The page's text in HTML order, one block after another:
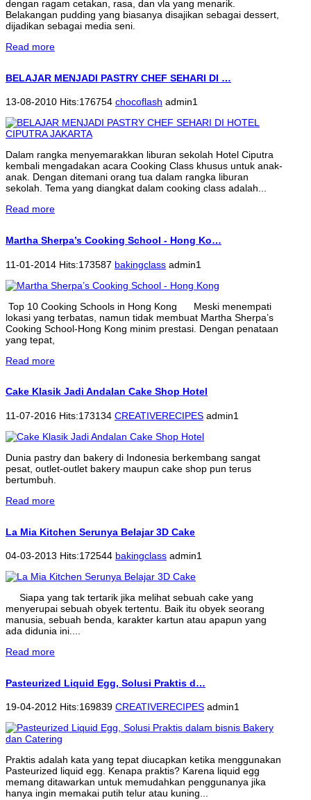
dengan ragam cetakan, rasa, dan vla yang menarik.
Belakangan pudding yang biasanya disajikan sebagai dessert,
dijadikan sebagai media seni.
Read more
BELAJAR MENJADI PASTRY CHEF SEHARI DI …
13-08-2010 Hits:176754 chocoflash admin1
Dalam rangka menyemarakkan liburan sekolah Hotel Ciputra
kembali mengadakan acara Cooking Class khusus untuk anak-
anak. Dengan ditemani orang tua dalam rangka liburan
sekolah. Tema yang diangkat dalam cooking class adalah...
Read more
Martha Sherpa’s Cooking School - Hong Ko…
11-01-2014 Hits:173587 bakingclass admin1
Top 10 Cooking Schools in Hong Kong Meski menempati
lokasi yang terbatas, namun tidak membuat Martha Sherpa’s
Cooking School-Hong Kong minim prestasi. Dengan penataan
yang tepat,
Read more
Cake Klasik Jadi Andalan Cake Shop Hotel
11-07-2016 Hits:173134 CREATIVERECIPES admin1
Dunia pastry dan bakery di Indonesia berkembang sangat
pesat, outlet-outlet bakery maupun cake shop pun terus
bertumbuh.
Read more
La Mia Kitchen Serunya Belajar 3D Cake
04-03-2013 Hits:172544 bakingclass admin1
Siapa yang tak tertarik jika melihat sebuah cake yang
menyerupai sebuah obyek tertentu. Baik itu obyek seorang
manusia, sebuah benda, karakter kartun atau apapun yang
ada didunia ini....
Read more
Pasteurized Liquid Egg, Solusi Praktis d…
19-04-2012 Hits:169839 CREATIVERECIPES admin1
Praktis adalah kata yang tepat diucapkan ketika menggunakan
Pasteurized liquid egg. Kenapa praktis? Karena liquid egg
memang ditawarkan untuk memudahkan penggunanya jika
hanya ingin memakai putih telur atau kuning...